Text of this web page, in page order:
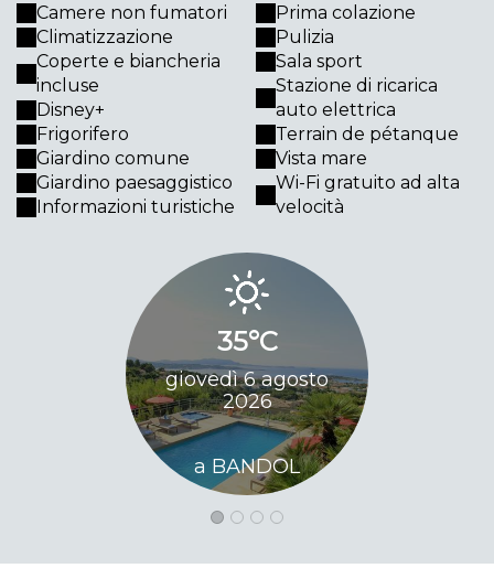
Camere non fumatori
Climatizzazione
Coperte e biancheria
incluse
Disney+
Frigorifero
Giardino comune
Giardino paesaggistico
Informazioni turistiche
Prima colazione
Pulizia
Sala sport
Stazione di ricarica
auto elettrica
Terrain de pétanque
Vista mare
Wi-Fi gratuito ad alta
velocità
35°C
giovedì 6 agosto
2026
a BANDOL